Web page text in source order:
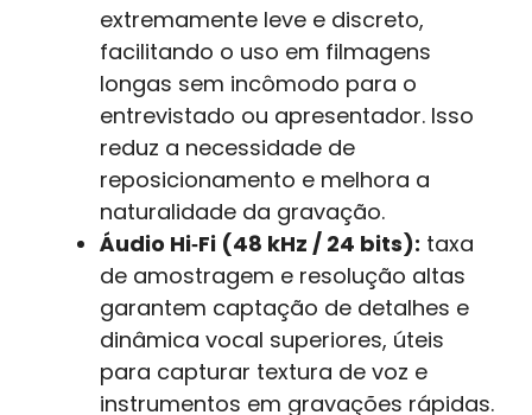
extremamente leve e discreto,
facilitando o uso em filmagens
longas sem incômodo para o
entrevistado ou apresentador. Isso
reduz a necessidade de
reposicionamento e melhora a
naturalidade da gravação.
Áudio Hi‑Fi (48 kHz / 24 bits): taxa
de amostragem e resolução altas
garantem captação de detalhes e
dinâmica vocal superiores, úteis
para capturar textura de voz e
instrumentos em gravações rápidas.